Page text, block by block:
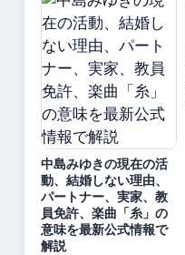
中島みゆきの現在の活
動、結婚しない理由、
パートナー、実家、教
員免許、楽曲「糸」の
意味を最新公式情報で
解説